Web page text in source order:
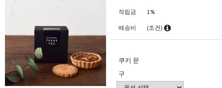
적립금 1%
배송비 (조건)
쿠키 문
구